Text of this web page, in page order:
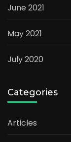
June 2021
May 2021
July 2020
Categories
Articles